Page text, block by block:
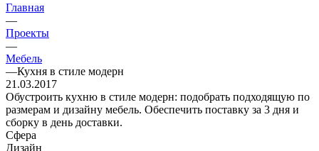
Главная
—
Проекты
—
Мебель
—Кухня в стиле модерн
21.03.2017
Обустроить кухню в стиле модерн: подобрать подходящую по
размерам и дизайну мебель. Обеспечить поставку за 3 дня и
сборку в день доставки.
Сфера
Дизайн